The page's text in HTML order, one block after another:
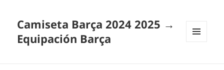
Camiseta Barça 2024 2025 →
Equipación Barça